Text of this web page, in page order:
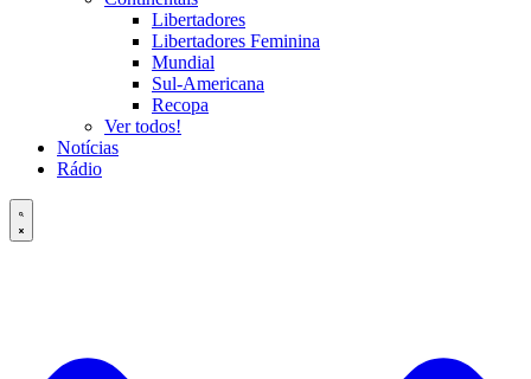
Libertadores
Libertadores Feminina
Mundial
Sul-Americana
Recopa
Ver todos!
Notícias
Rádio